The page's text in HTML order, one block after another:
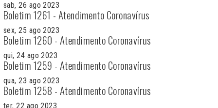
sab, 26 ago 2023
Boletim 1261 - Atendimento Coronavírus
sex, 25 ago 2023
Boletim 1260 - Atendimento Coronavírus
qui, 24 ago 2023
Boletim 1259 - Atendimento Coronavírus
qua, 23 ago 2023
Boletim 1258 - Atendimento Coronavírus
ter, 22 ago 2023